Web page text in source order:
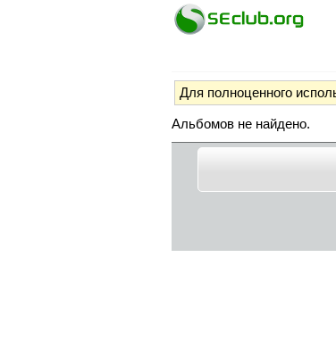
Для полноценного
Альбомов не найдено.